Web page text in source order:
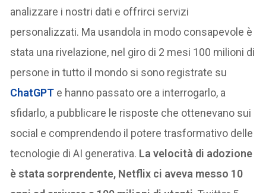
analizzare i nostri dati e offrirci servizi
personalizzati. Ma usandola in modo consapevole è
stata una rivelazione, nel giro di 2 mesi 100 milioni di
persone in tutto il mondo si sono registrate su
ChatGPT e hanno passato ore a interrogarlo, a
sfidarlo, a pubblicare le risposte che ottenevano sui
social e comprendendo il potere trasformativo delle
tecnologie di AI generativa. La velocità di adozione
è stata sorprendente, Netflix ci aveva messo 10